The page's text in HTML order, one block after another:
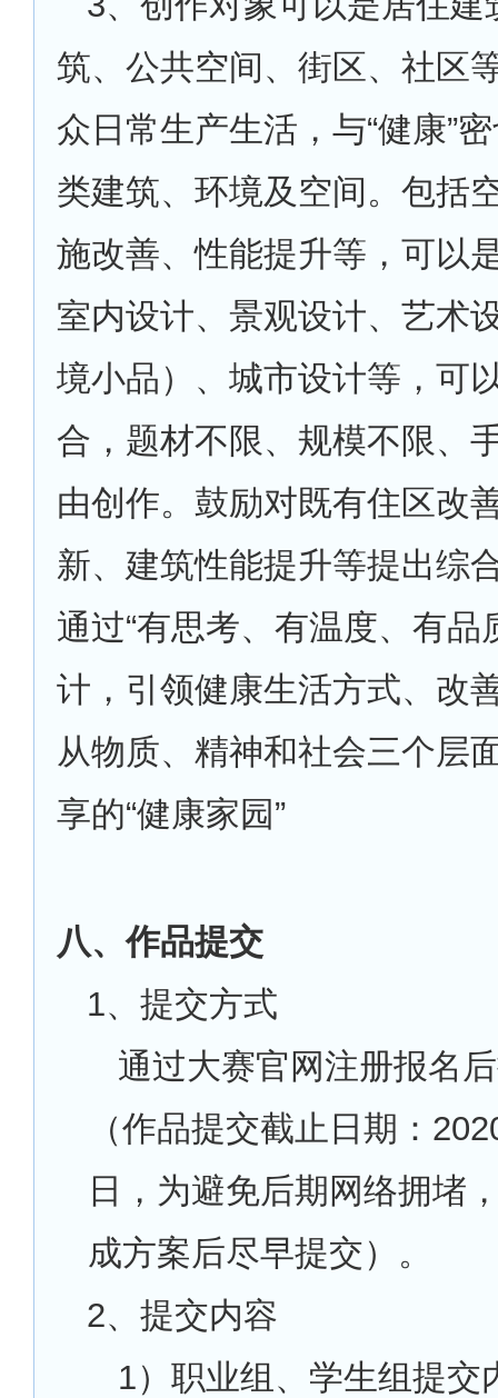
筑、公共空间、街区、社区
众日常生产生活，与“健康”
类建筑、环境及空间。包括
施改善、性能提升等，可以
室内设计、景观设计、艺术
境小品）、城市设计等，可
合，题材不限、规模不限、
由创作。鼓励对既有住区改
新、建筑性能提升等提出综
通过“有思考、有温度、有品
计，引领健康生活方式、改
从物质、精神和社会三个层
享的“健康家园”
八、作品提交
1、提交方式
通过大赛官网注册报名
（作品提交截止日期：
日，为避免后期网络拥堵
成方案后尽早提交）。
2、提交内容
1）职业组、学生组提交